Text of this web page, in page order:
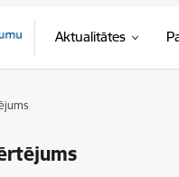
Aktualitātes